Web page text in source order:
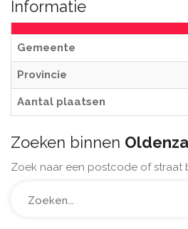
Informatie
Gemeente
Provincie
Aantal plaatsen
Zoeken binnen
Zoek naar een postcode of straat